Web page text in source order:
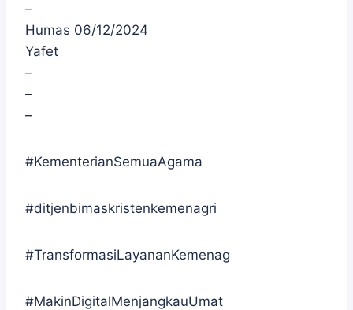
–
Humas 06/12/2024
Yafet
–
–
–
#KementerianSemuaAgama
#ditjenbimaskristenkemenagri
#TransformasiLayananKemenag
#MakinDigitalMenjangkauUmat